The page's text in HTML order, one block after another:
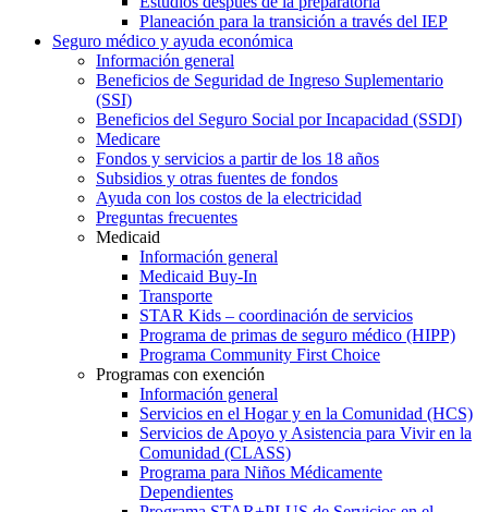
Planeación para la transición a través del IEP
Seguro médico y ayuda económica
Información general
Beneficios de Seguridad de Ingreso Suplementario
(SSI)
Beneficios del Seguro Social por Incapacidad (SSDI)
Medicare
Fondos y servicios a partir de los 18 años
Subsidios y otras fuentes de fondos
Ayuda con los costos de la electricidad
Preguntas frecuentes
Medicaid
Información general
Medicaid Buy-In
Transporte
STAR Kids – coordinación de servicios
Programa de primas de seguro médico (HIPP)
Programa Community First Choice
Programas con exención
Información general
Servicios en el Hogar y en la Comunidad (HCS)
Servicios de Apoyo y Asistencia para Vivir en la
Comunidad (CLASS)
Programa para Niños Médicamente
Dependientes